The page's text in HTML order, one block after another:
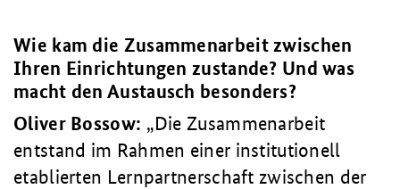
Wie kam die Zusammenarbeit zwischen
Ihren Einrichtungen zustande? Und was
macht den Austausch besonders?
Oliver Bossow:
Die Zusammenarbeit
entstand im Rahmen einer institutionell
etablierten Lernpartnerschaft zwischen der